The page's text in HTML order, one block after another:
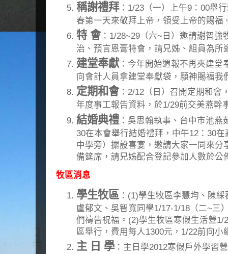
稱謝禮拜：1/23（一）上午9：00舉
春第一天來敬拜上帝，領受上帝的賜福
特 會 ：1/28~29（六~日）邀請謝智
治、預言恩膏特會，請兄姊、組員為所
建堂奉獻：今年開始週報不再夾建堂
向會計人員拿建堂奉獻袋，願神賜福我
定期和會 ：2/12（日）召開定期和
年度事工報告資料，於1/29前交美燕幹
結婚典禮 ：吳思翰執事、台中市池
30在本會舉行結婚禮拜，中午12：30
中學旁）擺設喜宴，邀請大家一同來
備筵席，請兄姊配合登記參加人數於公
牧區消息
學生牧區 ：(1)學生牧區李慧均、陳
盧郁文、吳智寬同學1/17-1/18（二~三
們禱告祝福。(2)學生牧區寒假生活營1/
區舉行，費用每人1300元，1/22前向小
主 日 學 ：主日學2012寒假戶外學習